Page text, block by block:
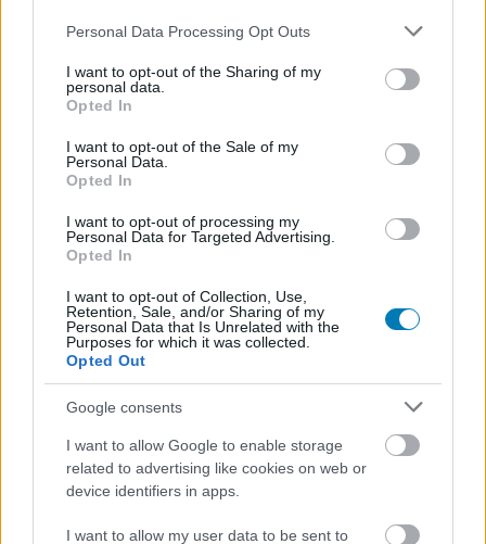
Please note that this website/app uses one or more Google
not limited to your visit or usage behaviour. You may click to
grant or deny consent to Google and its third-party tags to
use your data for below specified purposes in below Google
consent section.
Personal Data Processing Opt Outs
I want to opt-out of the Sharing of my
personal data.
Opted In
I want to opt-out of the Sale of my
Personal Data.
Opted In
I want to opt-out of processing my
Personal Data for Targeted Advertising.
Opted In
I want to opt-out of Collection, Use,
Retention, Sale, and/or Sharing of my
Personal Data that Is Unrelated with the
Purposes for which it was collected.
Opted Out
Google consents
I want to allow Google to enable storage
related to advertising like cookies on web or
device identifiers in apps.
I want to allow my user data to be sent to
A kreatív csapat is komoly: Christopher McQuarrie
(Cruise állandó alkotótársa) ezúttal íróként vesz részt a
filmben, míg a rendezői széket Doug Liman foglalja el, aki
korábban az Edge of Tomorrow című sci-fi akciófilmben
már nagyot alkotott Cruise-zal. A páros ezen kívül egy
világűrbe: a NASA és a SpaceX is közreműködik abban a
projektben, ahol Cruise minden valószínűség szerint
indulna, le kell merülnie az ismeretlen tengerfenéki
pokolba.
A Deeper pontos premierdátumát még nem árulták el, de
a produkció már előkészítési fázisban van. Előtte
azonban Cruise-t még láthatjuk az Mission: Impossible -
A végső leszámolás című filmben május 22-én, míg Ana
de Armas saját akciófilmje, a Balerina, június 5-én érkezik